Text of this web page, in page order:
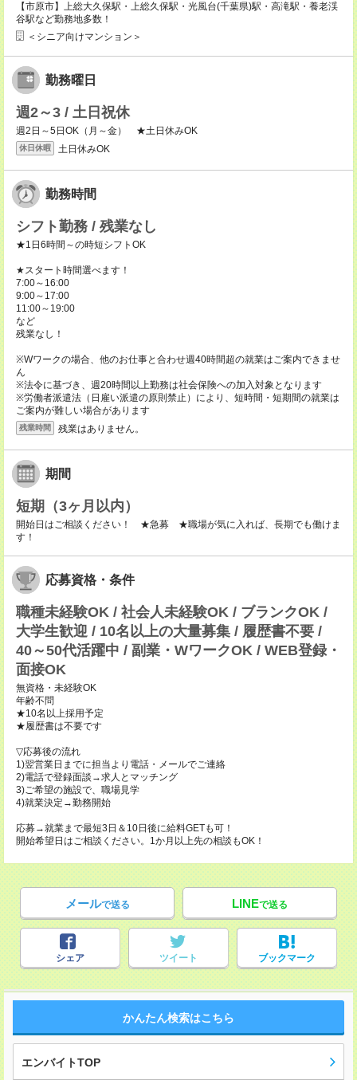
【市原市】上総大久保駅・上総久保駅・光風台(千葉県)駅・高滝駅・養老渓
谷駅など勤務地多数！
＜シニア向けマンション＞
勤務曜日
週2～3 / 土日祝休
週2日～5日OK（月～金） ★土日休みOK
休日休暇 土日休みOK
勤務時間
シフト勤務 / 残業なし
★1日6時間～の時短シフトOK
★スタート時間選べます！
7:00～16:00
9:00～17:00
11:00～19:00
など
残業なし！
※Wワークの場合、他のお仕事と合わせ週40時間超の就業はご案内できませ
ん
※法令に基づき、週20時間以上勤務は社会保険への加入対象となります
※労働者派遣法（日雇い派遣の原則禁止）により、短時間・短期間の就業は
ご案内が難しい場合があります
残業時間 残業はありません。
期間
短期（3ヶ月以内）
開始日はご相談ください！ ★急募 ★職場が気に入れば、長期でも働けま
す！
応募資格・条件
職種未経験OK / 社会人未経験OK / ブランクOK /
大学生歓迎 / 10名以上の大量募集 / 履歴書不要 /
40～50代活躍中 / 副業・WワークOK / WEB登録・
面接OK
無資格・未経験OK
年齢不問
★10名以上採用予定
★履歴書は不要です
▽応募後の流れ
1)翌営業日までに担当より電話・メールでご連絡
2)電話で登録面談→求人とマッチング
3)ご希望の施設で、職場見学
4)就業決定→勤務開始
応募→就業まで最短3日＆10日後に給料GETも可！
開始希望日はご相談ください。1か月以上先の相談もOK！
メールで送る LINEで送る
シェア ツイート ブックマーク
かんたん検索はこちら
エンバイトTOP